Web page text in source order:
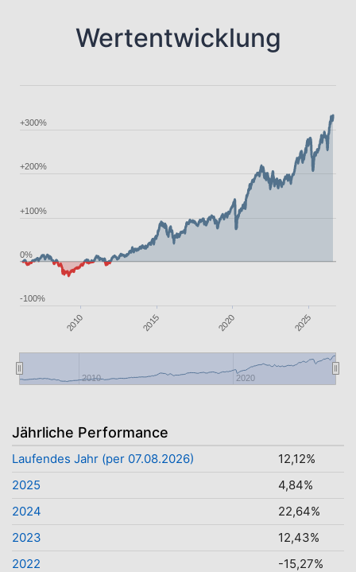
Wertentwicklung
2010 2015 2020 2025
2010 2020
-100%
0%
+100%
+200%
+300%
Jährliche Performance
Laufendes Jahr (per 07.08.2026)
12,12%
2025
4,84%
2024
22,64%
2023
12,43%
2022
-15,27%